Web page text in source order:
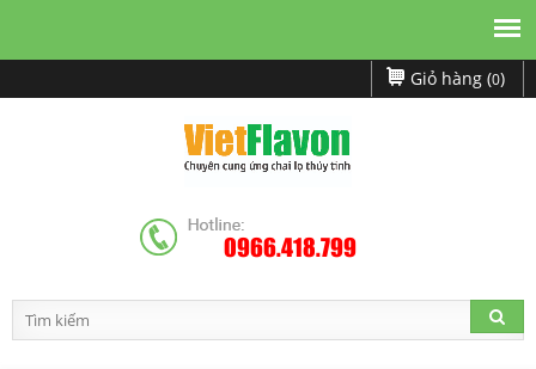
Giỏ hàng (0)
0966.418.799